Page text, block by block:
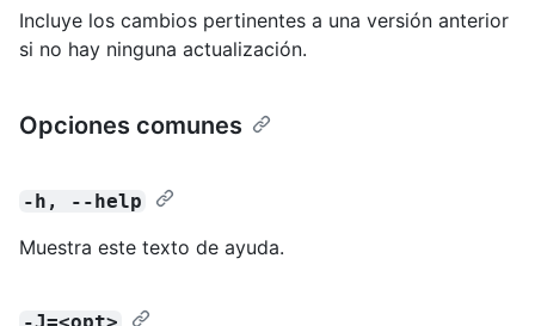
Incluye los cambios pertinentes a una versión anterior
si no hay ninguna actualización.
Opciones comunes
-h, --help
Muestra este texto de ayuda.
-J=<opt>